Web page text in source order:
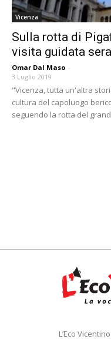
Vicenza
Sulla rotta di
visita guidata
Omar Dal Maso -
3 Luglio 2019
"Vicenza, tutta un'altra
cultura del capoluogo
seguendo la rotta del
L’Eco